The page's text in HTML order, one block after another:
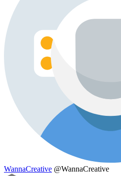
WannaCreative @WannaCreative